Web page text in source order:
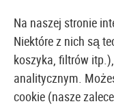
Na naszej stronie
Niektóre z nich są
koszyka, filtrów
analitycznym.
cookie (nasze